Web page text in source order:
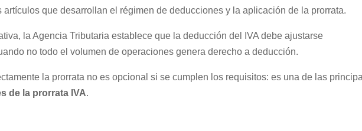
artículos que desarrollan el régimen de deducciones y la aplicación de la prorrata.
la Agencia Tributaria establece que la deducción del IVA debe ajustarse
no todo el volumen de operaciones genera derecho a deducción.
la prorrata no es opcional si se cumplen los requisitos: es una de las
de la prorrata IVA.